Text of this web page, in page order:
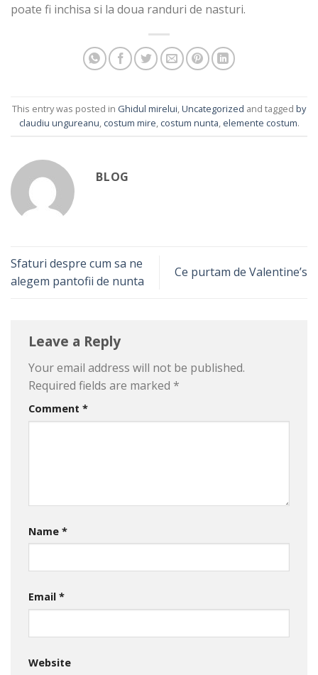
poate fi inchisa si la doua randuri de nasturi.
This entry was posted in Ghidul mirelui,Uncategorized and tagged by
claudiu ungureanu, costum mire, costum nunta, elemente costum.
BLOG
Sfaturi despre cum sa ne
alegem pantofii de nunta
Ce purtam de Valentine’s
Leave a Reply
Your email address will not be published.
Required fields are marked *
Comment *
Name *
Email *
Website